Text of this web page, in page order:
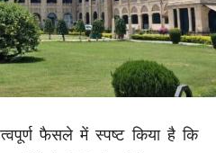
फैसले में स्पष्ट किया है कि